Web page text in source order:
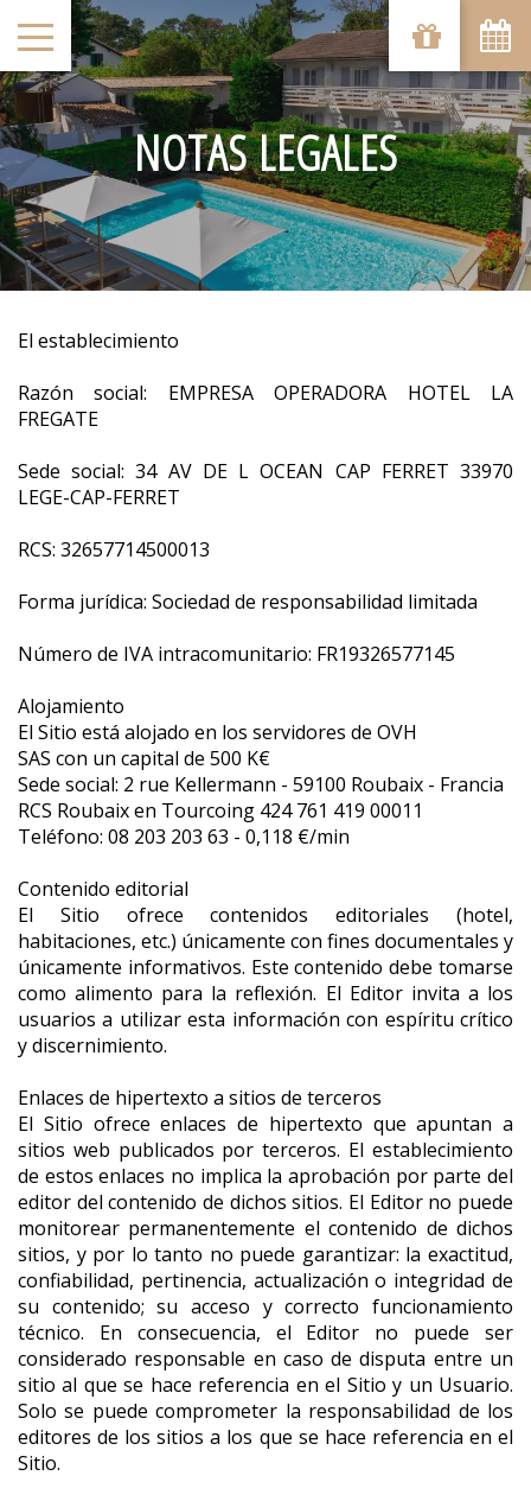
NOTAS LEGALES
El establecimiento
Razón social: EMPRESA OPERADORA HOTEL LA
FREGATE
Sede social: 34 AV DE L OCEAN CAP FERRET 33970
LEGE-CAP-FERRET
RCS: 32657714500013
Forma jurídica: Sociedad de responsabilidad limitada
Número de IVA intracomunitario: FR19326577145
Alojamiento
El Sitio está alojado en los servidores de OVH
SAS con un capital de 500 K€
Sede social: 2 rue Kellermann - 59100 Roubaix - Francia
RCS Roubaix en Tourcoing 424 761 419 00011
Teléfono: 08 203 203 63 - 0,118 €/min
Contenido editorial
El Sitio ofrece contenidos editoriales (hotel,
habitaciones, etc.) únicamente con fines documentales y
únicamente informativos. Este contenido debe tomarse
como alimento para la reflexión. El Editor invita a los
usuarios a utilizar esta información con espíritu crítico
y discernimiento.
Enlaces de hipertexto a sitios de terceros
El Sitio ofrece enlaces de hipertexto que apuntan a
sitios web publicados por terceros. El establecimiento
de estos enlaces no implica la aprobación por parte del
editor del contenido de dichos sitios. El Editor no puede
monitorear permanentemente el contenido de dichos
sitios, y por lo tanto no puede garantizar: la exactitud,
confiabilidad, pertinencia, actualización o integridad de
su contenido; su acceso y correcto funcionamiento
técnico. En consecuencia, el Editor no puede ser
considerado responsable en caso de disputa entre un
sitio al que se hace referencia en el Sitio y un Usuario.
Solo se puede comprometer la responsabilidad de los
editores de los sitios a los que se hace referencia en el
Sitio.